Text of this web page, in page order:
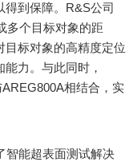
到保障。R&S公司
多个目标对象的距
目标对象的高精度定位
力。与此同时，
相结合，实
能超表面测试解决